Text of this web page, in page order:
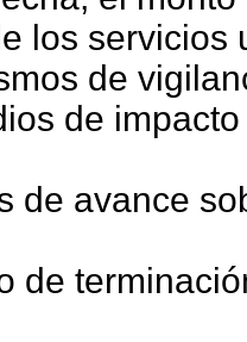
los servicios
de
de
de avance
de